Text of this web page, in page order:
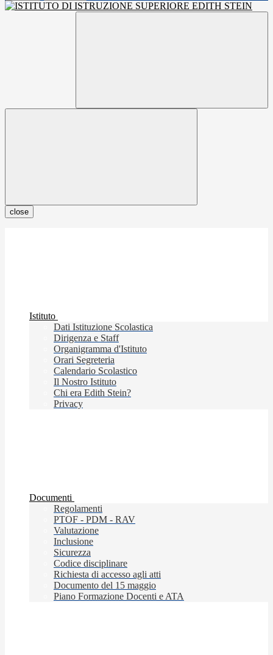
close
Istituto
Dati Istituzione Scolastica
Dirigenza e Staff
Organigramma d'Istituto
Orari Segreteria
Calendario Scolastico
Il Nostro Istituto
Chi era Edith Stein?
Privacy
Documenti
Regolamenti
PTOF - PDM - RAV
Valutazione
Inclusione
Sicurezza
Codice disciplinare
Richiesta di accesso agli atti
Documento del 15 maggio
Piano Formazione Docenti e ATA